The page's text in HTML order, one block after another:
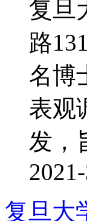
复旦
路
名博
表观
发，
复旦大